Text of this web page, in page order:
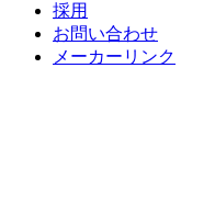
採用
お問い合わせ
メーカーリンク